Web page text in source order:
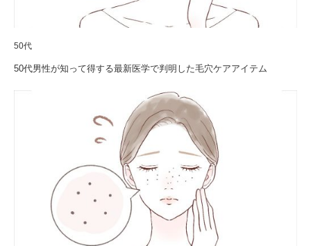
50代
50代男性が知って得する最新医学で判明した毛穴ケアアイテム